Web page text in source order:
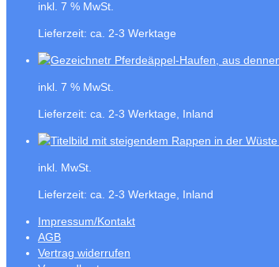
inkl. 7 % MwSt.
Lieferzeit: ca. 2-3 Werktage
inkl. 7 % MwSt.
Lieferzeit: ca. 2-3 Werktage, Inland
inkl. MwSt.
Lieferzeit: ca. 2-3 Werktage, Inland
Impressum/Kontakt
AGB
Vertrag widerrufen